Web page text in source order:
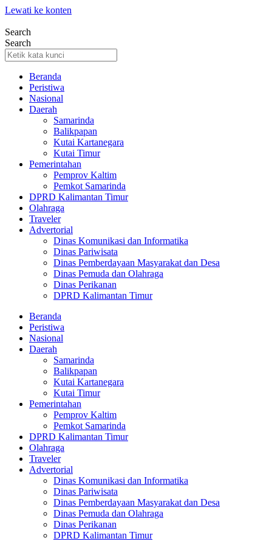
Lewati ke konten
Search
Search
Beranda
Peristiwa
Nasional
Daerah
Samarinda
Balikpapan
Kutai Kartanegara
Kutai Timur
Pemerintahan
Pemprov Kaltim
Pemkot Samarinda
DPRD Kalimantan Timur
Olahraga
Traveler
Advertorial
Dinas Komunikasi dan Informatika
Dinas Pariwisata
Dinas Pemberdayaan Masyarakat dan Desa
Dinas Pemuda dan Olahraga
Dinas Perikanan
DPRD Kalimantan Timur
Beranda
Peristiwa
Nasional
Daerah
Samarinda
Balikpapan
Kutai Kartanegara
Kutai Timur
Pemerintahan
Pemprov Kaltim
Pemkot Samarinda
DPRD Kalimantan Timur
Olahraga
Traveler
Advertorial
Dinas Komunikasi dan Informatika
Dinas Pariwisata
Dinas Pemberdayaan Masyarakat dan Desa
Dinas Pemuda dan Olahraga
Dinas Perikanan
DPRD Kalimantan Timur